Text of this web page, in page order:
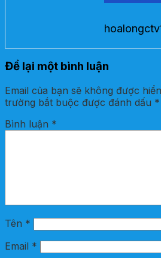
Để lại một bình luận
Email của bạn sẽ không được
trường bắt buộc được đánh dấu *
Bình luận *
Tên *
Email *